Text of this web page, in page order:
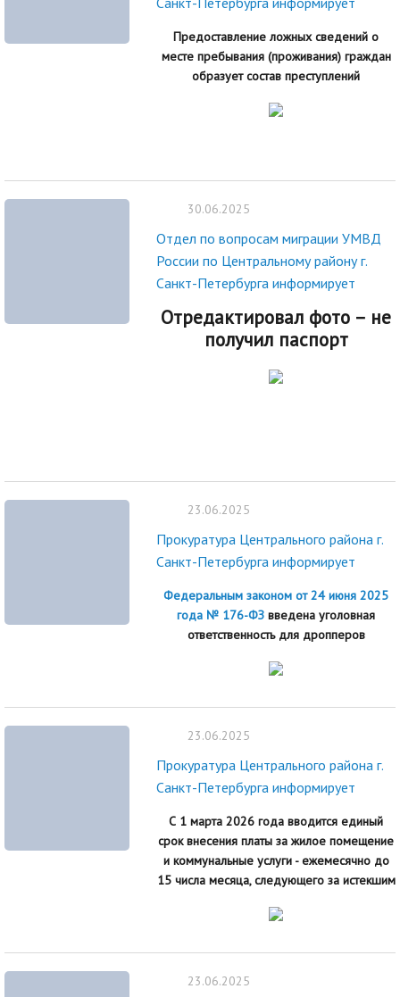
Предоставление ложных сведений о
месте пребывания (проживания) граждан
образует состав преступлений
30.06.2025
Отдел по вопросам миграции УМВД
России по Центральному району г.
Санкт-Петербурга информирует
Отредактировал фото – не
получил паспорт
23.06.2025
Прокуратура Центрального района г.
Санкт-Петербурга информирует
Федеральным законом от 24 июня 2025
года № 176-ФЗ введена уголовная
ответственность для дропперов
23.06.2025
Прокуратура Центрального района г.
Санкт-Петербурга информирует
С 1 марта 2026 года вводится единый
срок внесения платы за жилое помещение
и коммунальные услуги - ежемесячно до
15 числа месяца, следующего за истекшим
23.06.2025